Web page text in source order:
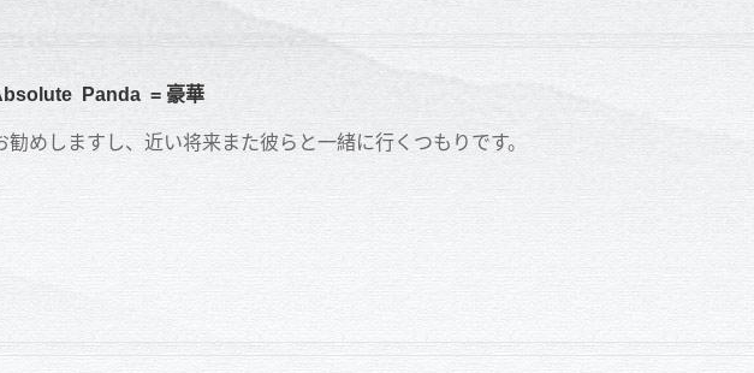
Panda = 豪華
勧めしますし、近い将来また彼らと一緒に行くつもりです。